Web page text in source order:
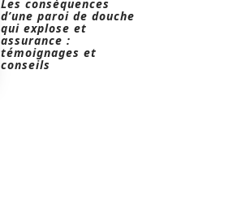
Les conséquences
d’une paroi de douche
qui explose et
assurance :
témoignages et
conseils